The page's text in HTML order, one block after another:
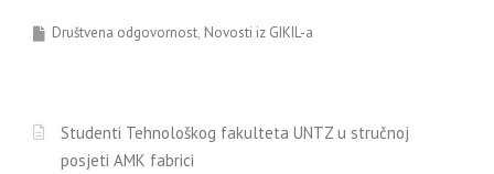
Društvena odgovornost Novosti iz GIKIL-a
Studenti Tehnološkog fakulteta UNTZ u stručnoj
posjeti AMK fabrici